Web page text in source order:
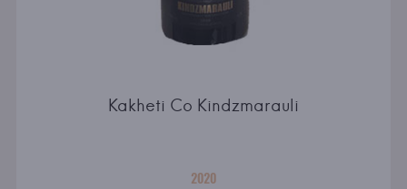
Kakheti Co Kindzmarauli
2020